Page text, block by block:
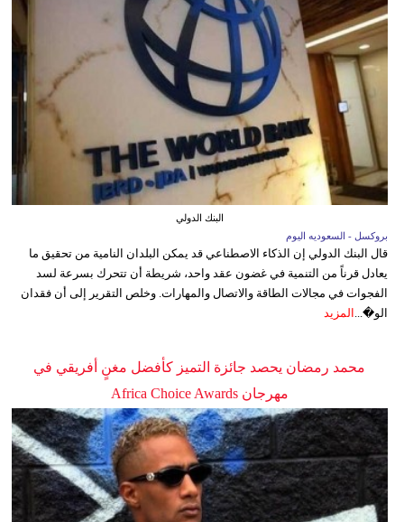
البنك الدولي
بروكسل - السعوديه اليوم
قال البنك الدولي إن الذكاء الاصطناعي قد يمكن البلدان النامية من تحقيق ما
يعادل قرناً من التنمية في غضون عقد واحد، شريطة أن تتحرك بسرعة لسد
الفجوات في مجالات الطاقة والاتصال والمهارات. وخلص التقرير إلى أن فقدان
الو�...
المزيد
محمد رمضان يحصد جائزة التميز كأفضل مغنٍ أفريقي في
مهرجان Africa Choice Awards